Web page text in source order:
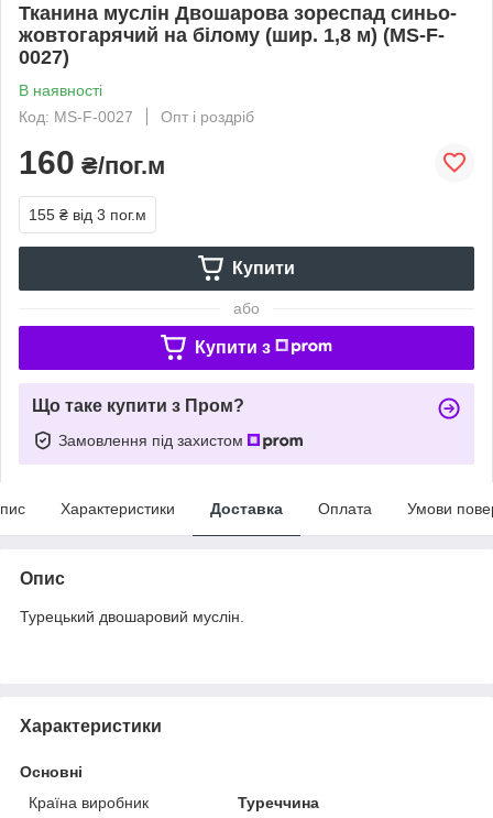
Тканина муслін Двошарова зореспад синьо-
жовтогарячий на білому (шир. 1,8 м) (MS-F-
0027)
В наявності
Код: MS-F-0027
Опт і роздріб
160 ₴/пог.м
155 ₴ від 3 пог.м
Купити
або
Купити з
Що таке купити з Пром?
Замовлення під захистом
Характеристики Доставка Оплата Умови
Опис
Турецький двошаровий муслін.
Характеристики
Основні
Країна виробник
Туреччина